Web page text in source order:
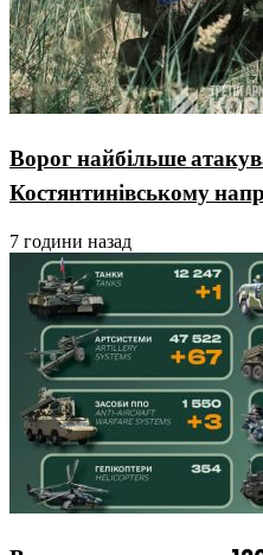
Ворог найбільше
Костянтинівському
7 години назад